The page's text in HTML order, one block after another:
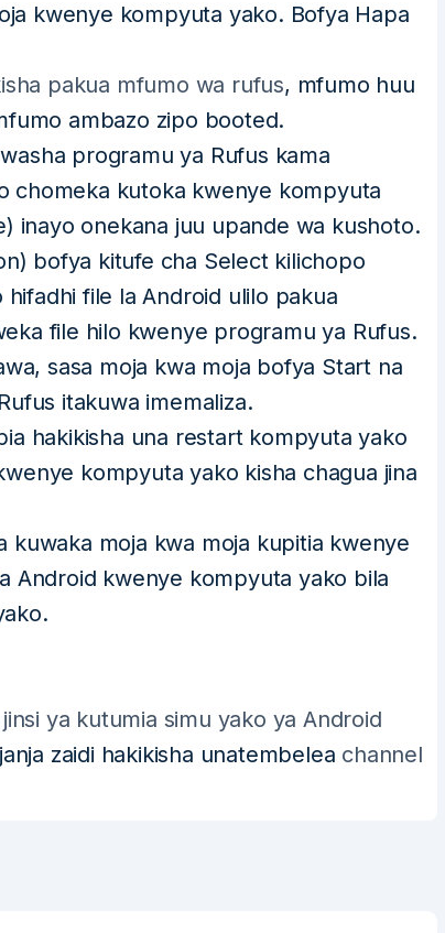
kwenye kompyuta yako. Bofya Hapa
pakua mfumo wa rufus, mfumo huu
ambazo zipo booted.
programu ya Rufus kama
chomeka kutoka kwenye kompyuta
inayo onekana juu upande wa kushoto.
bofya kitufe cha Select kilichopo
file la Android ulilo pakua
file hilo kwenye programu ya Rufus.
sasa moja kwa moja bofya Start na
itakuwa imemaliza.
hakikisha una restart kompyuta yako
kompyuta yako kisha chagua jina
kuwaka moja kwa moja kupitia kwenye
Android kwenye kompyuta yako bila
ya kutumia simu yako ya Android
zaidi hakikisha unatembelea channel